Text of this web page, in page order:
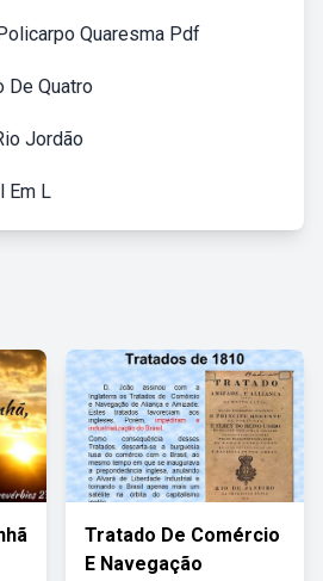
Quaresma Pdf
De Quatro
Jordão
Em L
Tratado De Comércio
E Navegação